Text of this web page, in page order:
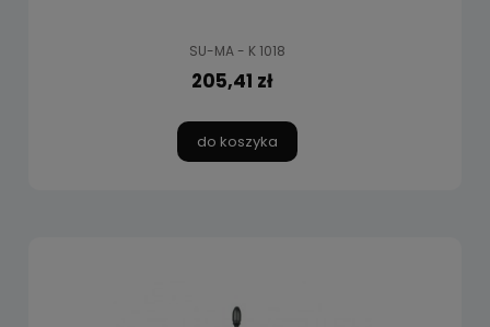
SU-MA - K 1018
205,41 zł
do koszyka